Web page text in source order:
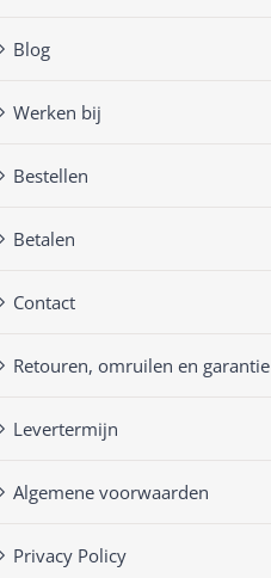
Blog
Werken bij
Bestellen
Betalen
Contact
Retouren, omruilen en garantie
Levertermijn
Algemene voorwaarden
Privacy Policy